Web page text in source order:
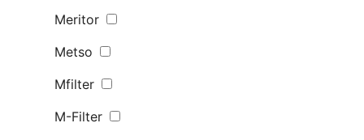
Meritor
Metso
Mfilter
M-Filter